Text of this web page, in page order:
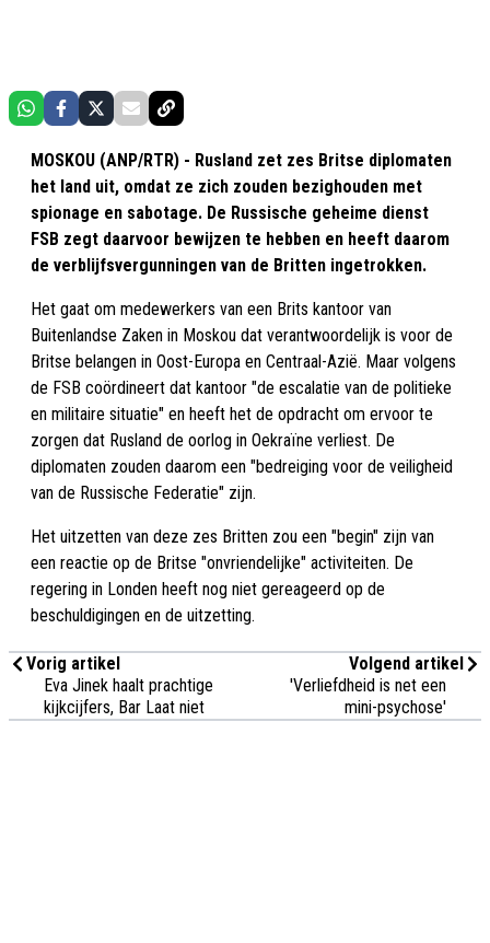
MOSKOU (ANP/RTR) - Rusland zet zes Britse diplomaten
het land uit, omdat ze zich zouden bezighouden met
spionage en sabotage. De Russische geheime dienst
FSB zegt daarvoor bewijzen te hebben en heeft daarom
de verblijfsvergunningen van de Britten ingetrokken.
Het gaat om medewerkers van een Brits kantoor van
Buitenlandse Zaken in Moskou dat verantwoordelijk is voor de
Britse belangen in Oost-Europa en Centraal-Azië. Maar volgens
de FSB coördineert dat kantoor "de escalatie van de politieke
en militaire situatie" en heeft het de opdracht om ervoor te
zorgen dat Rusland de oorlog in Oekraïne verliest. De
diplomaten zouden daarom een "bedreiging voor de veiligheid
van de Russische Federatie" zijn.
Het uitzetten van deze zes Britten zou een "begin" zijn van
een reactie op de Britse "onvriendelijke" activiteiten. De
regering in Londen heeft nog niet gereageerd op de
beschuldigingen en de uitzetting.
Vorig artikel
Eva Jinek haalt prachtige
kijkcijfers, Bar Laat niet
Volgend artikel
'Verliefdheid is net een
mini-psychose'